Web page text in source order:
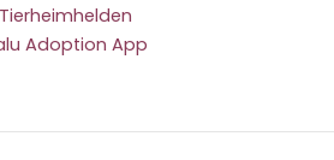
Tierheimhelden
Adoption App